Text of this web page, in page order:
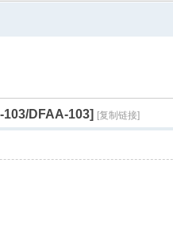
DFAA-103] [复制链接]